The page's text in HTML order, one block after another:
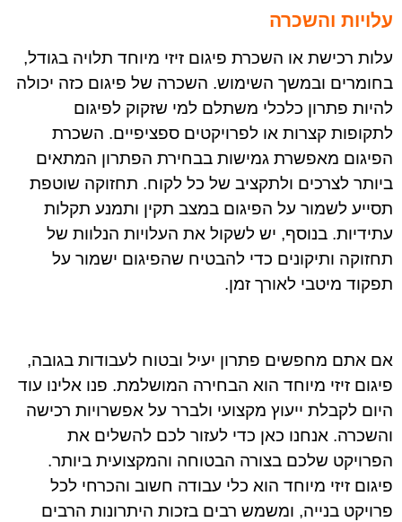
עלויות והשכרה
עלות רכישת או השכרת פיגום זיזי מיוחד תלויה בגודל,
בחומרים ובמשך השימוש. השכרה של פיגום כזה יכולה
להיות פתרון כלכלי משתלם למי שזקוק לפיגום
לתקופות קצרות או לפרויקטים ספציפיים. השכרת
הפיגום מאפשרת גמישות בבחירת הפתרון המתאים
ביותר לצרכים ולתקציב של כל לקוח. תחזוקה שוטפת
תסייע לשמור על הפיגום במצב תקין ותמנע תקלות
עתידיות. בנוסף, יש לשקול את העלויות הנלוות של
תחזוקה ותיקונים כדי להבטיח שהפיגום ישמור על
תפקוד מיטבי לאורך זמן.
אם אתם מחפשים פתרון יעיל ובטוח לעבודות בגובה,
פיגום זיזי מיוחד הוא הבחירה המושלמת. פנו אלינו עוד
היום לקבלת ייעוץ מקצועי ולברר על אפשרויות רכישה
והשכרה. אנחנו כאן כדי לעזור לכם להשלים את
הפרויקט שלכם בצורה הבטוחה והמקצועית ביותר.
פיגום זיזי מיוחד הוא כלי עבודה חשוב והכרחי לכל
פרויקט בנייה, ומשמש רבים בזכות היתרונות הרבים